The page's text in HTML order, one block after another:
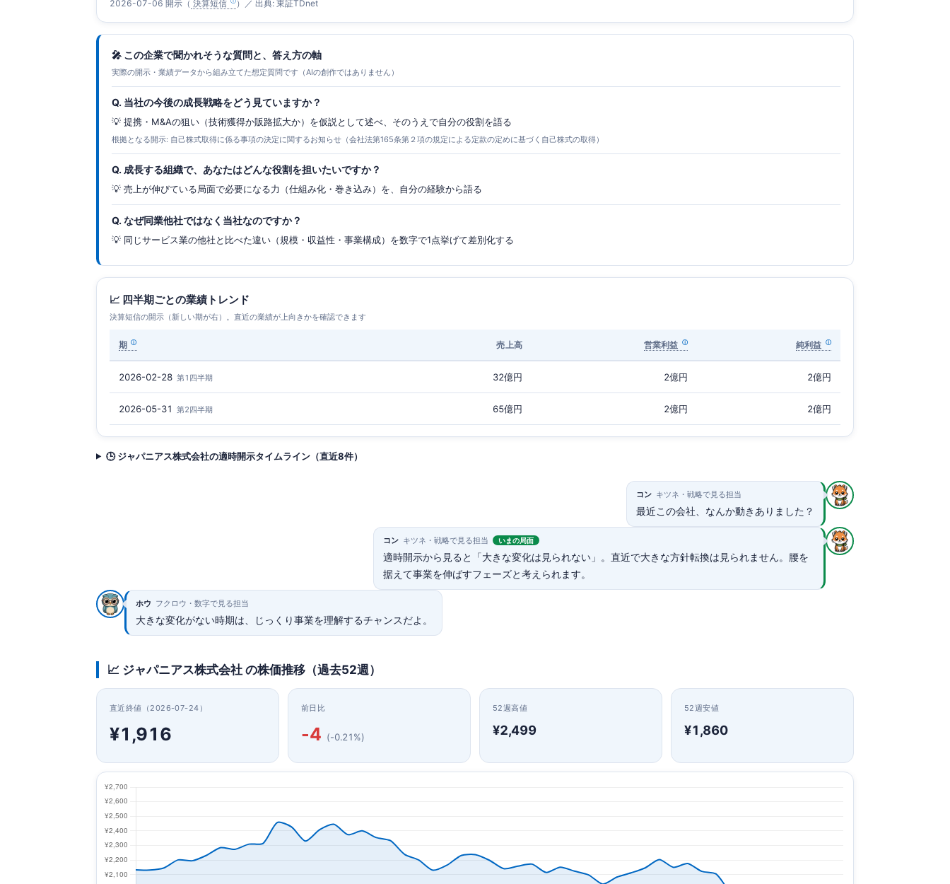
2026-07-06 開示（ 決算短信 ）／ 出典: 東証TDnet
🎤 この企業で聞かれそうな質問と、答え方の軸
実際の開示・業績データから組み立てた想定質問です（AIの創作ではありません）
Q. 当社の今後の成長戦略をどう見ていますか？
💡 提携・M&Aの狙い（技術獲得か販路拡大か）を仮説として述べ、そのうえで自分の役割を語る
根拠となる開示: 自己株式取得に係る事項の決定に関するお知らせ（会社法第165条第２項の規定による定款の定めに基づく自己株式の取得）
Q. 成長する組織で、あなたはどんな役割を担いたいですか？
💡 売上が伸びている局面で必要になる力（仕組み化・巻き込み）を、自分の経験から語る
Q. なぜ同業他社ではなく当社なのですか？
💡 同じサービス業の他社と比べた違い（規模・収益性・事業構成）を数字で1点挙げて差別化する
📈 四半期ごとの業績トレンド
決算短信の開示（新しい期が右）。直近の業績が上向きかを確認できます
期 売上高 営業利益 純利益
2026-02-28 第1四半期 32億円 2億円 2億円
2026-05-31 第2四半期 65億円 2億円 2億円
🕒 ジャパニアス株式会社の適時開示タイムライン（直近8件）
コン キツネ・戦略で見る担当
最近この会社、なんか動きありました？
コン キツネ・戦略で見る担当 いまの局面
適時開示から見ると「大きな変化は見られない」。直近で大きな方針転換は見られません。腰を
据えて事業を伸ばすフェーズと考えられます。
ホウ フクロウ・数字で見る担当
大きな変化がない時期は、じっくり事業を理解するチャンスだよ。
📈 ジャパニアス株式会社 の株価推移（過去52週）
直近終値（2026-07-24）
¥1,916
前日比
-4 (-0.21%)
52週高値
¥2,499
52週安値
¥1,860